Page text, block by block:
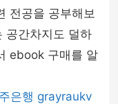
전공을 공부해보
공간차지도 덜하
ebook 구매를 알
은행 grayraukv